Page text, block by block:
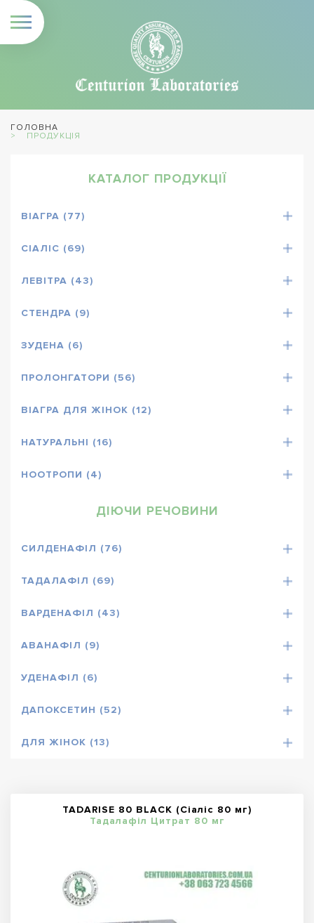
ГОЛОВНА
ПРОДУКЦІЯ
КАТАЛОГ ПРОДУКЦІЇ
ВІАГРА (77)
СІАЛІС (69)
ЛЕВІТРА (43)
СТЕНДРА (9)
ЗУДЕНА (6)
ПРОЛОНГАТОРИ (56)
ВІАГРА ДЛЯ ЖІНОК (12)
НАТУРАЛЬНІ (16)
НООТРОПИ (4)
ДІЮЧИ РЕЧОВИНИ
СИЛДЕНАФІЛ (76)
ТАДАЛАФІЛ (69)
ВАРДЕНАФІЛ (43)
АВАНАФІЛ (9)
УДЕНАФІЛ (6)
ДАПОКСЕТИН (52)
ДЛЯ ЖІНОК (13)
TADARISE 80 BLACK (Сіаліс 80 мг)
Тадалафіл Цитрат 80 мг